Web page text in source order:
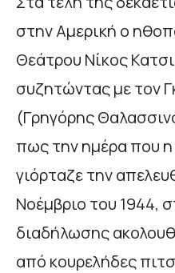
στην Αμερική ο
Θεάτρου Νίκος
συζητώντας με τον
(Γρηγόρης
πως την ημέρα που
γιόρταζε την
Νοέμβριο του 1944,
διαδήλωσης
από κουρελήδες